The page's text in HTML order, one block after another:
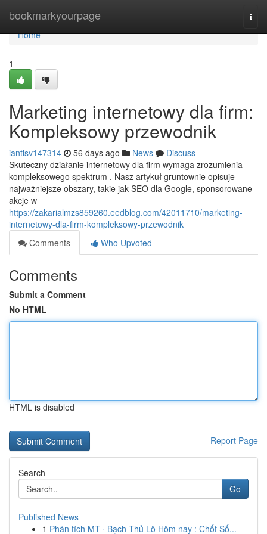
bookmarkyourpage
Home
Home
1
Marketing internetowy dla firm:
Kompleksowy przewodnik
iantisv147314 56 days ago News
Discuss
Skuteczny działanie internetowy dla firm wymaga zrozumienia
kompleksowego spektrum . Nasz artykuł gruntownie opisuje
najważniejsze obszary, takie jak SEO dla Google, sponsorowane
akcje w
https://zakarialmzs859260.eedblog.com/42011710/marketing-
internetowy-dla-firm-kompleksowy-przewodnik
Comments
Who Upvoted
Comments
Submit a Comment
No HTML
HTML is disabled
Report Page
Search
Go
Published News
1 Phân tích MT · Bạch Thủ Lô Hôm nay : Chốt Số...